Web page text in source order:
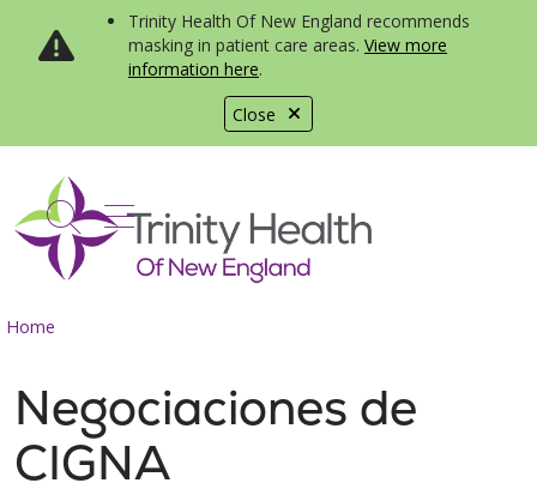
Close
Trinity Health Of New England recommends
masking in patient care areas. View more
information here.
search
show off canvas menu
Home
Negociaciones de
CIGNA